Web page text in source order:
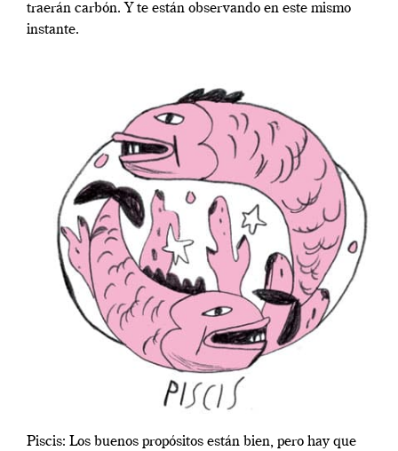
traerán carbón. Y te están observando en este mismo
instante.
Piscis: Los buenos propósitos están bien, pero hay que